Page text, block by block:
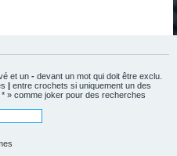
et un - devant un mot qui doit être exclu.
entre crochets si uniquement un des
» comme joker pour des recherches